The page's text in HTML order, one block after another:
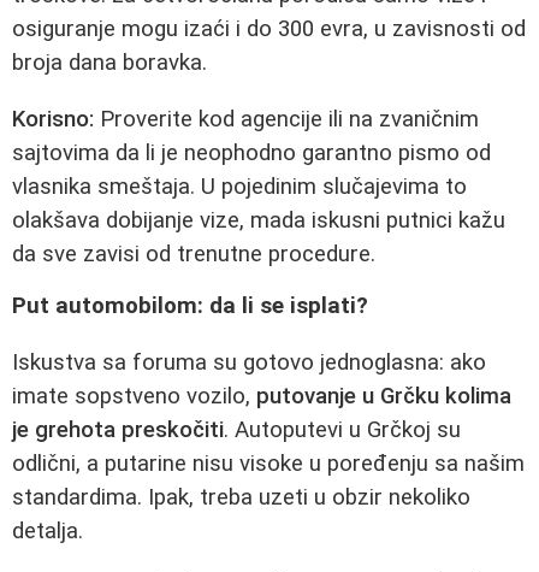
osiguranje mogu izaći i do 300 evra, u zavisnosti od
broja dana boravka.
Korisno: Proverite kod agencije ili na zvaničnim
sajtovima da li je neophodno garantno pismo od
vlasnika smeštaja. U pojedinim slučajevima to
olakšava dobijanje vize, mada iskusni putnici kažu
da sve zavisi od trenutne procedure.
Put automobilom: da li se isplati?
Iskustva sa foruma su gotovo jednoglasna: ako
imate sopstveno vozilo, putovanje u Grčku kolima
je grehota preskočiti. Autoputevi u Grčkoj su
odlični, a putarine nisu visoke u poređenju sa našim
standardima. Ipak, treba uzeti u obzir nekoliko
detalja.